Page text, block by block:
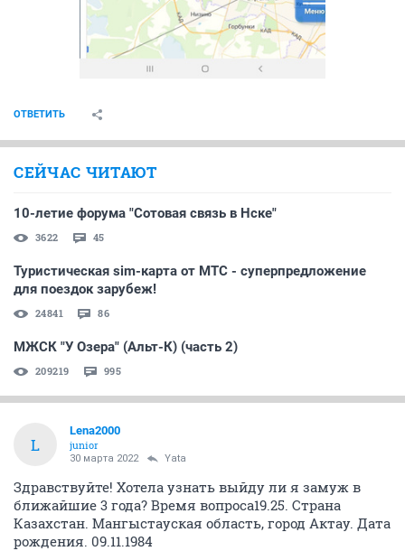
ОТВЕТИТЬ
СЕЙЧАС ЧИТАЮТ
10-летие форума "Сотовая связь в Нске"
3622 45
Туристическая sim-карта от МТС - суперпредложение
для поездок зарубеж!
24841 86
МЖСК "У Озера" (Альт-К) (часть 2)
209219 995
L
Lena2000
junior
30 марта 2022 Yata
Здравствуйте! Хотела узнать выйду ли я замуж в
ближайшие 3 года? Время вопроса19.25. Страна
Казахстан. Мангыстауская область, город Актау. Дата
рождения. 09.11.1984